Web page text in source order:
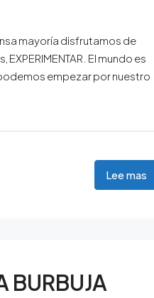
mayoría disfrutamos de
El mundo es
empezar por nuestro
Lee mas
BURBUJA